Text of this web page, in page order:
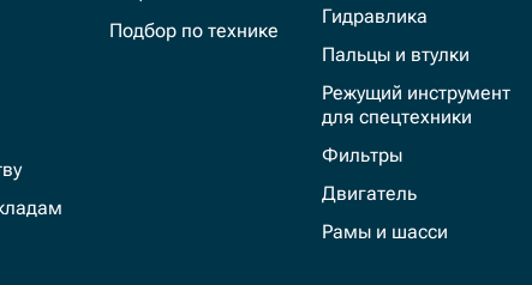
Подбор по технике
Гидравлика
Пальцы и втулки
Режущий инструмент
для спецтехники
Фильтры
Двигатель
Рамы и шасси